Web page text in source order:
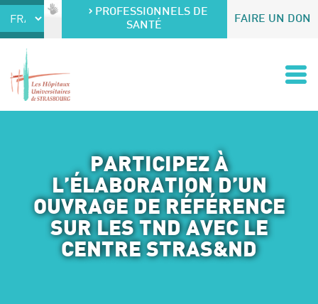
Accéder au contenu
Accéder au menuPROFESSIONNELS DE
SANTÉ
FAIRE UN DON
PARTICIPEZ À
L’ÉLABORATION D’UN
OUVRAGE DE RÉFÉRENCE
SUR LES TND AVEC LE
CENTRE STRAS&ND